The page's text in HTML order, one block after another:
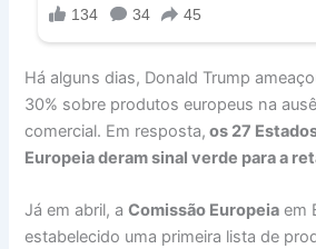
Há alguns dias, Donald Trump
30% sobre produtos europeus na
comercial. Em resposta, os 27
Europeia deram sinal verde para a
Já em abril, aComissão Europeia em
estabelecido uma primeira lista de